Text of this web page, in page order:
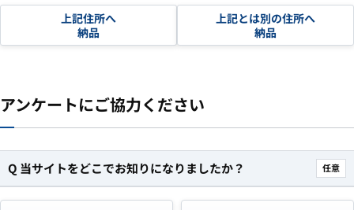
上記住所へ
納品
上記とは別の住所へ
納品
アンケートにご協力ください
Q 当サイトをどこでお知りになりましたか？